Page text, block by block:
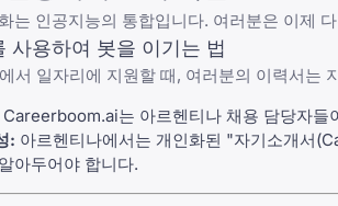
는 인공지능의 통합입니다. 여러분은 이제
사용하여 봇을 이기는 법
에서 일자리에 지원할 때, 여러분의 이력서는
Careerboom.ai는 아르헨티나 채용 담당자
: 아르헨티나에서는 개인화된 "자기소개서
아두어야 합니다.